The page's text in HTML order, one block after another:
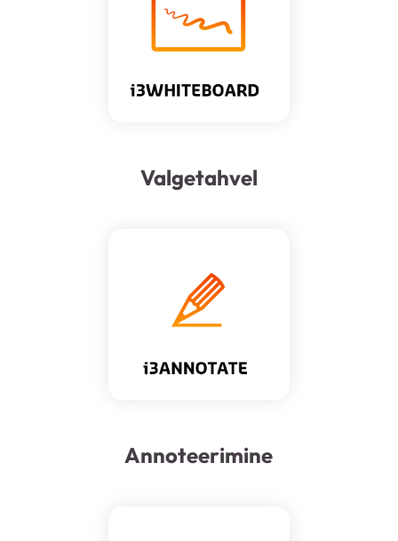
Valgetahvel
Annoteerimine